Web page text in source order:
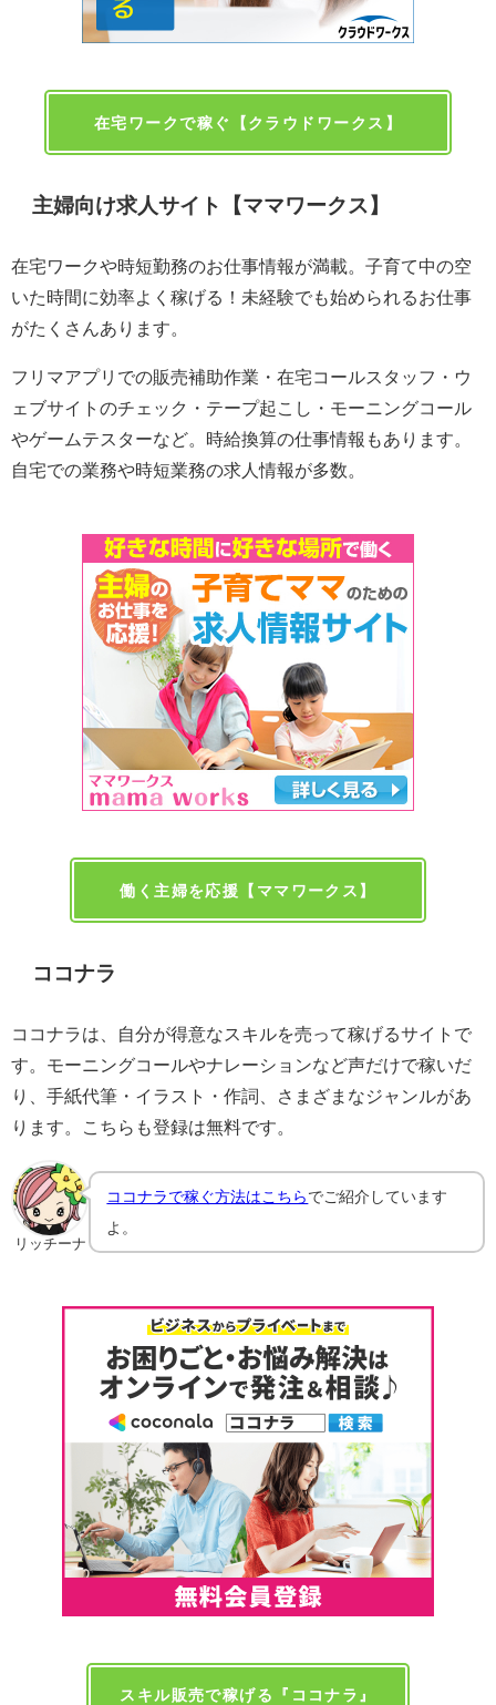
在宅ワークで稼ぐ【クラウドワークス】
主婦向け求人サイト【ママワークス】
在宅ワークや時短勤務のお仕事情報が満載。子育て中の空
いた時間に効率よく稼げる！未経験でも始められるお仕事
がたくさんあります。
フリマアプリでの販売補助作業・在宅コールスタッフ・ウ
ェブサイトのチェック・テープ起こし・モーニングコール
やゲームテスターなど。時給換算の仕事情報もあります。
自宅での業務や時短業務の求人情報が多数。
働く主婦を応援【ママワークス】
ココナラ
ココナラは、自分が得意なスキルを売って稼げるサイトで
す。モーニングコールやナレーションなど声だけで稼いだ
り、手紙代筆・イラスト・作詞、さまざまなジャンルがあ
ります。こちらも登録は無料です。
リッチーナ
ココナラで稼ぐ方法はこちら でご紹介しています
よ。
スキル販売で稼げる『ココナラ』